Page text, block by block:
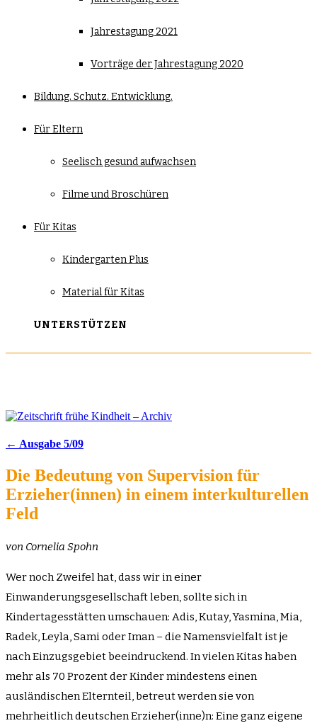
Jahrestagung 2021
Vorträge der Jahrestagung 2020
Bildung. Schutz. Entwicklung.
Für Eltern
Seelisch gesund aufwachsen
Filme und Broschüren
Für Kitas
Kindergarten Plus
Material für Kitas
UNTERSTÜTZEN
← Ausgabe 5/09
Die Bedeutung von Supervision für
Erzieher(innen) in einem interkulturellen
Feld
von Cornelia Spohn
Wer noch Zweifel hat, dass wir in einer
Einwanderungsgesellschaft leben, sollte sich in
Kindertagesstätten umschauen: Adis, Kutay, Yasmina, Mia,
Radek, Leyla, Sami oder Iman – die Namensvielfalt ist je
nach Einzugsgebiet beeindruckend. In vielen Kitas haben
mehr als 70 Prozent der Kinder mindestens einen
ausländischen Elternteil, betreut werden sie von
mehrheitlich deutschen Erzieher(inne)n: Eine ganz eigene